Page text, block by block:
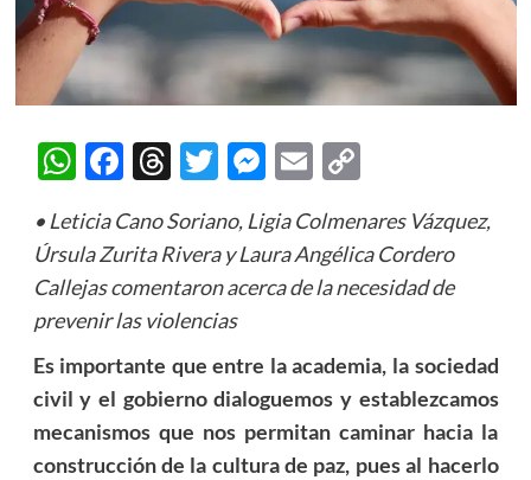
WhatsApp
Facebook
Threads
Twitter
Messenger
EmailCopy
• Leticia Cano Soriano, Ligia Colmenares Vázquez,
Úrsula Zurita Rivera y Laura Angélica Cordero
Callejas comentaron acerca de la necesidad de
prevenir las violencias
Es importante que entre la academia, la sociedad
civil y el gobierno dialoguemos y establezcamos
mecanismos que nos permitan caminar hacia la
construcción de la cultura de paz, pues al hacerlo